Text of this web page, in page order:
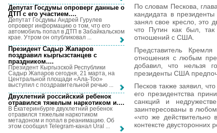
По словам Пескова,
кандидата в
занял свое кресло, это
что Путин как был, так
отношений с США.
Представитель
отношения с любым
добавил, что нельзя
президенты США
Песков также заявил,
его президентства
санкций и
заинтересованы в
«что же
контексте двусторонних
Депутат Госдумы опроверг данные о
ДТП с его участием....
Депутат Госдумы Андрей Гурулев
опроверг информацию о том, что его
автомобиль попал в ДТП в Забайкальском
крае. Утром он опубликовал ...
Президент Садыр Жапаров
поздравил кыргызстанцев с
праздником....
Президент Кыргызской Республики
Садыр Жапаров сегодня, 21 марта, на
Центральной площади «Ала-Тоо»
выступил с поздравительной речью ...
Двухлетний российский ребенок
отравился тяжелым наркотиком и....
В Екатеринбурге двухлетний ребенок
отравился тяжелым наркотиком
метадоном и попал в реанимацию. Об
этом сообщил Telegram-канал Ural ...